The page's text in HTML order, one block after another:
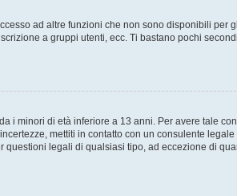
ad altre funzioni che non sono disponibili per
a gruppi utenti, ecc. Ti bastano pochi
i minori di età inferiore a 13 anni. Per avere tale
mettiti in contatto con un consulente legale
questioni legali di qualsiasi tipo, ad eccezione di